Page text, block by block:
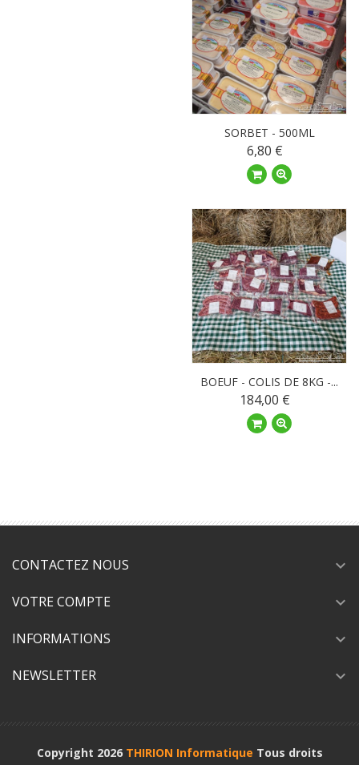
SORBET - 500ML
6,80 €
BOEUF - COLIS DE 8KG -...
184,00 €
CONTACTEZ NOUS expand_more
VOTRE COMPTE expand_more
INFORMATIONS expand_more
NEWSLETTER expand_more
Copyright 2026 THIRION Informatique Tous droits